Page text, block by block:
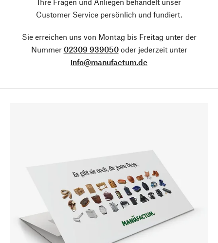
Customer Service persönlich und fundiert.
Sie erreichen uns von Montag bis Freitag unter der
Nummer 02309 939050oder jederzeit unter
info@manufactum.de